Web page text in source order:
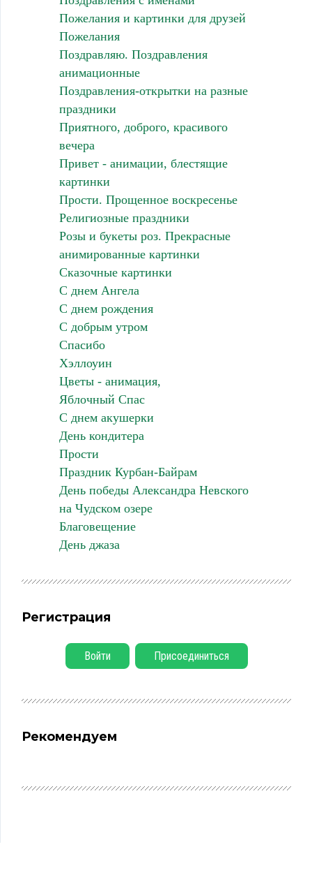
Пожелания и картинки для друзей
Пожелания
Поздравляю. Поздравления
анимационные
Поздравления-открытки на разные
праздники
Приятного, доброго, красивого
вечера
Привет - анимации, блестящие
картинки
Прости. Прощенное воскресенье
Религиозные праздники
Розы и букеты роз. Прекрасные
анимированные картинки
Сказочные картинки
С днем Ангела
С днем рождения
С добрым утром
Спасибо
Хэллоуин
Цветы - анимация,
Яблочный Спас
С днем акушерки
День кондитера
Прости
Праздник Курбан-Байрам
День победы Александра Невского
на Чудском озере
Благовещение
День джаза
Регистрация
Войти Присоединиться
Рекомендуем